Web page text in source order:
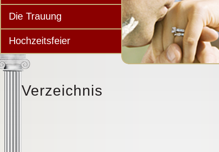
Die Trauung
Hochzeitsfeier
Verzeichnis